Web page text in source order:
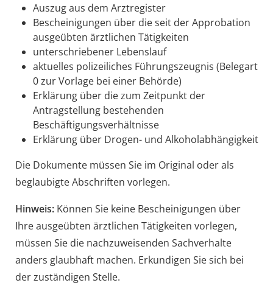
Auszug aus dem Arztregister
Bescheinigungen über die seit der Approbation
ausgeübten ärztlichen Tätigkeiten
unterschriebener Lebenslauf
aktuelles polizeiliches Führungszeugnis (Belegart
0 zur Vorlage bei einer Behörde)
Erklärung über die zum Zeitpunkt der
Antragstellung bestehenden
Beschäftigungsverhältnisse
Erklärung über Drogen- und Alkoholabhängigkeit
Die Dokumente müssen Sie im Original oder als
beglaubigte Abschriften vorlegen.
Hinweis:Können Sie keine Bescheinigungen über
Ihre ausgeübten ärztlichen Tätigkeiten vorlegen,
müssen Sie die nachzuweisenden Sachverhalte
anders glaubhaft machen. Erkundigen Sie sich bei
der zuständigen Stelle.